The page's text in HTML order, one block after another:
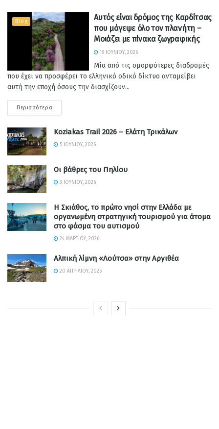
Blog
Αυτός είναι δρόμος της Καρδίτσας
που μάγεψε όλο τον πλανήτη –
Μοιάζει με πίνακα ζωγραφικής
18 ΙΟΥΝΊΟΥ, 2026
Μία από τις ομορφότερες διαδρομές
που έχει να προσφέρει το ελληνικό οδικό δίκτυο ανταμείβει
αυτή την εποχή όσους την διασχίζουν...
Περισσότερα
Koziakas Trail 2026 – Ελάτη Τρικάλων
5 ΙΟΥΝΊΟΥ, 2026
Οι βάθρες του Πηλίου
3 ΙΟΥΝΊΟΥ, 2026
Η Σκιάθος, το πρώτο νησί στην Ελλάδα με
οργανωμένη στρατηγική τουρισμού για άτομα
στο φάσμα του αυτισμού
24 ΜΑΡΤΊΟΥ, 2026
Αλπική λίμνη «Λούτσα» στην Αργιθέα
20 ΑΠΡΙΛΊΟΥ, 2025